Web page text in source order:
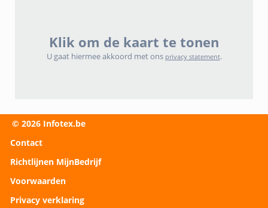
Klik om de kaart te tonen
U gaat hiermee akkoord met ons privacy statement.
© 2026 Infotex.be
Contact
Richtlijnen MijnBedrijf
Voorwaarden
Privacy verklaring